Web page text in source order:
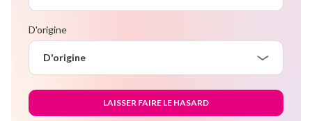
D'origine
D'origine